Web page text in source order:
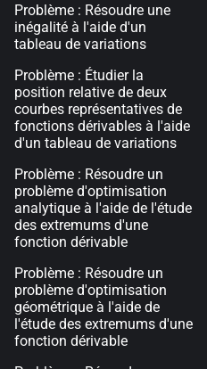
Problème : Résoudre une
inégalité à l'aide d'un
tableau de variations
Problème : Étudier la
position relative de deux
courbes représentatives de
fonctions dérivables à l'aide
d'un tableau de variations
Problème : Résoudre un
problème d'optimisation
analytique à l'aide de l'étude
des extremums d'une
fonction dérivable
Problème : Résoudre un
problème d'optimisation
géométrique à l'aide de
l'étude des extremums d'une
fonction dérivable